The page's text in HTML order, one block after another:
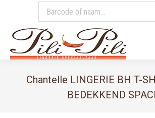
Chantelle LINGERIE BH T-
BEDEKKEND